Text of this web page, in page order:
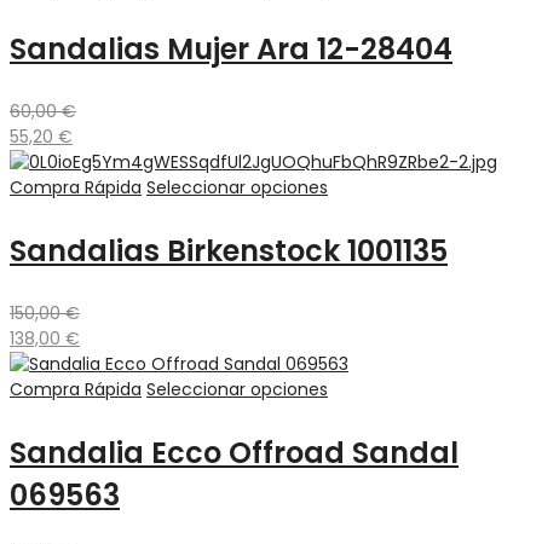
Sandalias Mujer Ara 12-28404
60,00€
55,20 €
Compra Rápida Seleccionar opciones
Sandalias Birkenstock 1001135
150,00€
138,00 €
Compra Rápida Seleccionar opciones
Sandalia Ecco Offroad Sandal
069563